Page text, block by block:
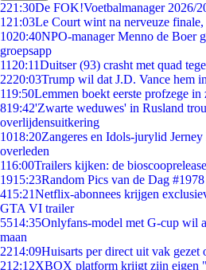
221:30De FOK!Voetbalmanager 2026/
1 21:03Le Court wint na nerveuze finale,
1020:40NPO-manager Menno de Boer
groepsapp
11 20:11Duitser (93) crasht met quad
2220:03Trump wil dat J.D. Vance hem
119:50Lemmen boekt eerste profzege
819:42'Zwarte weduwes' in Rusland
overlijdensuitkering
1018:20Zangeres en Idols-jurylid
overleden
116:00Trailers kijken: de
1915:23Random Pics van de Dag #1978
415:21Netflix-abonnees krijgen
GTA VI trailer
5514:35Onlyfans-model met G-cup wil
maan
2214:09Huisarts per direct uit vak
212:12XBOX platform krijgt zijn eigen